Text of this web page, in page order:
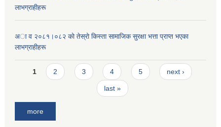
लाभग्राहीहरू
अा व २०८१।०८२ काे तेस्राे किस्ता सामाजिक सुरक्षा भत्ता प्राप्त भएका
लाभग्राहीहरू
Pages
1 2 3 4 5 next ›
last »
more